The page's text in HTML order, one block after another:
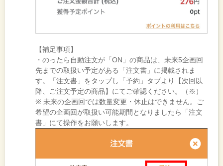
【補足事項】
・のったら自動注文が「ON」の商品は、未来5企画回
先までの取扱い予定がある「注文書」に掲載されま
す。「注文書」をタップし「予約」タブより【次回以
降、ご注文予定の商品】にてご確認ください。（※）
※ 未来の企画回では数量変更・休止はできません。ご
希望の企画回が取扱い可能期間となりましたら「注文
書」にて操作をお願いします。